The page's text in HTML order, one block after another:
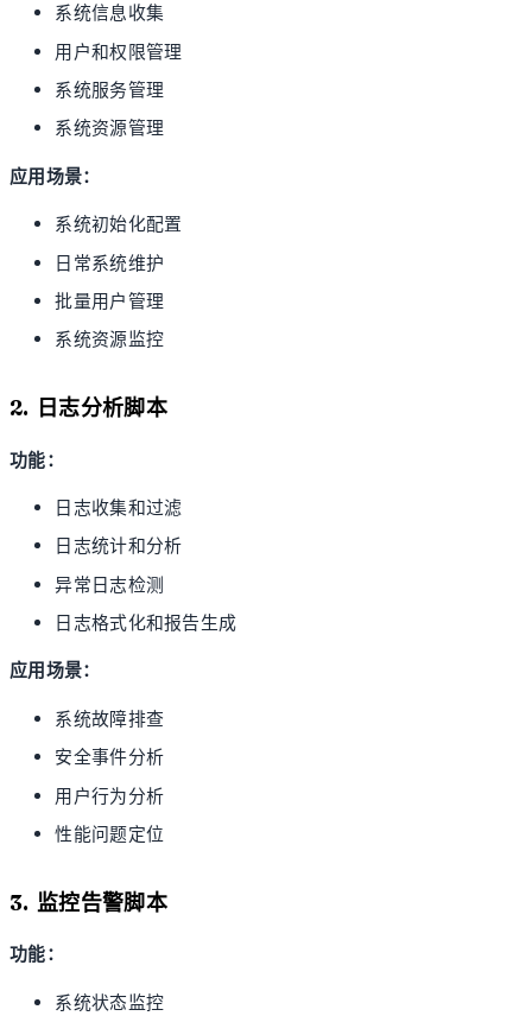
系统信息收集
用户和权限管理
系统服务管理
系统资源管理
应用场景：
系统初始化配置
日常系统维护
批量用户管理
系统资源监控
2. 日志分析脚本
功能：
日志收集和过滤
日志统计和分析
异常日志检测
日志格式化和报告生成
应用场景：
系统故障排查
安全事件分析
用户行为分析
性能问题定位
3. 监控告警脚本
功能：
系统状态监控